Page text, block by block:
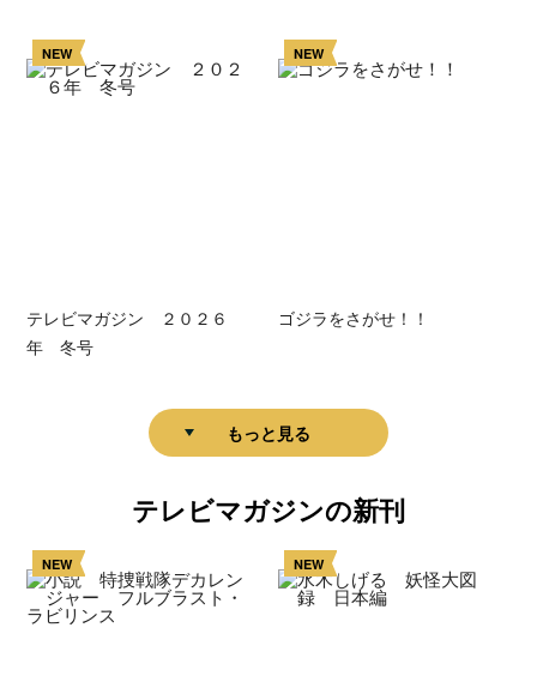
NEW
テレビマガジン ２０２６
年 冬号
NEW
ゴジラをさがせ！！
もっと見る
テレビマガジンの新刊
NEW NEW